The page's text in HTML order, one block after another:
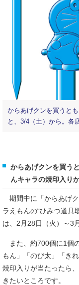
からあげクンを買うと
と、3/4（土）から。各
からあげクンを買う
んキャラの焼印入り
期間中に「からあげ
ラえもんの“ひみつ道具
は、2月28日（火）～3
また、約700個に1個
もん」「のび太」「き
焼印入りが当たったら
きたいところです。